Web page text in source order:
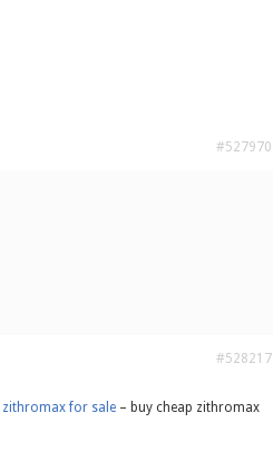
#527970
#528217
zithromax for sale– buy cheap zithromax